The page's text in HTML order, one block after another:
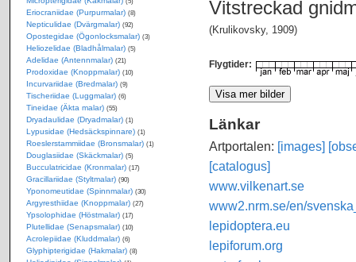
Vitstreckad
(Krulikovsky, 1909)
Flygtider:
Länkar
Artportalen: [images]
[catalogus]
www.vilkenart.se
www2.nrm.se/en/
lepidoptera.eu
lepiforum.org
Eriocraniidae (Purpurmalar) (8)
Nepticulidae (Dvärgmalar) (92)
Opostegidae (Ögonlocksmalar) (3)
Heliozelidae (Bladhålmalar) (5)
Adelidae (Antennmalar) (21)
Prodoxidae (Knoppmalar) (10)
Incurvariidae (Bredmalar) (9)
Tischeriidae (Luggmalar) (6)
Tineidae (Äkta malar) (55)
Dryadaulidae (Dryadmalar) (1)
Lypusidae (Hedsäckspinnare) (1)
Roeslerstammiidae (Bronsmalar) (1)
Douglasiidae (Skäckmalar) (5)
Bucculatricidae (Kronmalar) (17)
Gracillariidae (Styltmalar) (90)
Yponomeutidae (Spinnmalar) (30)
Argyresthiidae (Knoppmalar) (27)
Ypsolophidae (Höstmalar) (17)
Plutellidae (Senapsmalar) (10)
Acrolepiidae (Kluddmalar) (6)
Glyphipterigidae (Hakmalar) (8)